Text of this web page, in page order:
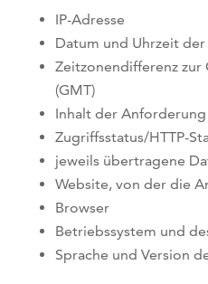
IP-Adresse
Datum und Uhrzeit
Zeitzonendifferenz zur
(GMT)
Inhalt der
Zugriffsstatus/HTTP-
jeweils übertragene
Website, von der die
Browser
Betriebssystem und
Sprache und Version